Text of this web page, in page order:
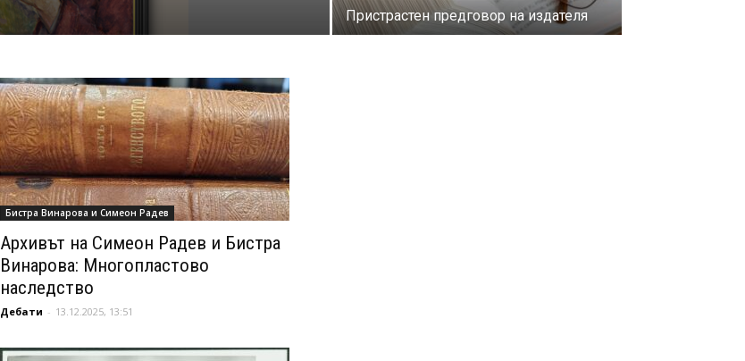
Пристрастен предговор на издателя
Бистра Винарова и Симеон Радев
Архивът на Симеон Радев и Бистра
Винарова: Многопластово
наследство
Дебати - 13.12.2025, 13:51